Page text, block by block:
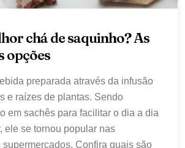
chá de saquinho? As
opções
preparada através da infusão
e raízes de plantas. Sendo
em sachês para facilitar o dia a dia
ele se tornou popular nas
supermercados. Confira quais são